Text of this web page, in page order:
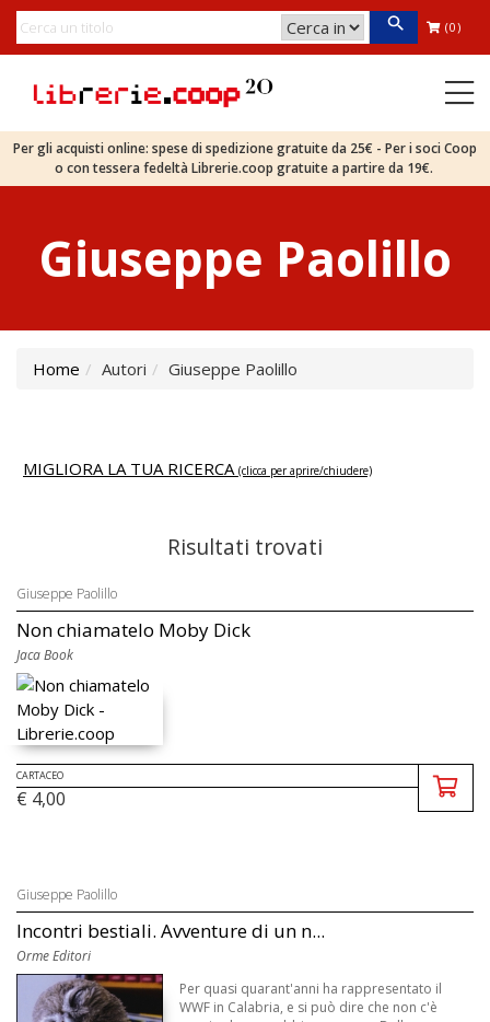
(0)
Per gli acquisti online: spese di spedizione gratuite da 25€ - Per i soci Coop
o con tessera fedeltà Librerie.coop gratuite a partire da 19€.
Giuseppe Paolillo
Home Autori Giuseppe Paolillo
MIGLIORA LA TUA RICERCA (clicca per aprire/chiudere)
Risultati trovati
Giuseppe Paolillo
Non chiamatelo Moby Dick
Jaca Book
CARTACEO
€ 4,00
Giuseppe Paolillo
Incontri bestiali. Avventure di un n...
Orme Editori
Per quasi quarant'anni ha rappresentato il
WWF in Calabria, e si può dire che non c'è